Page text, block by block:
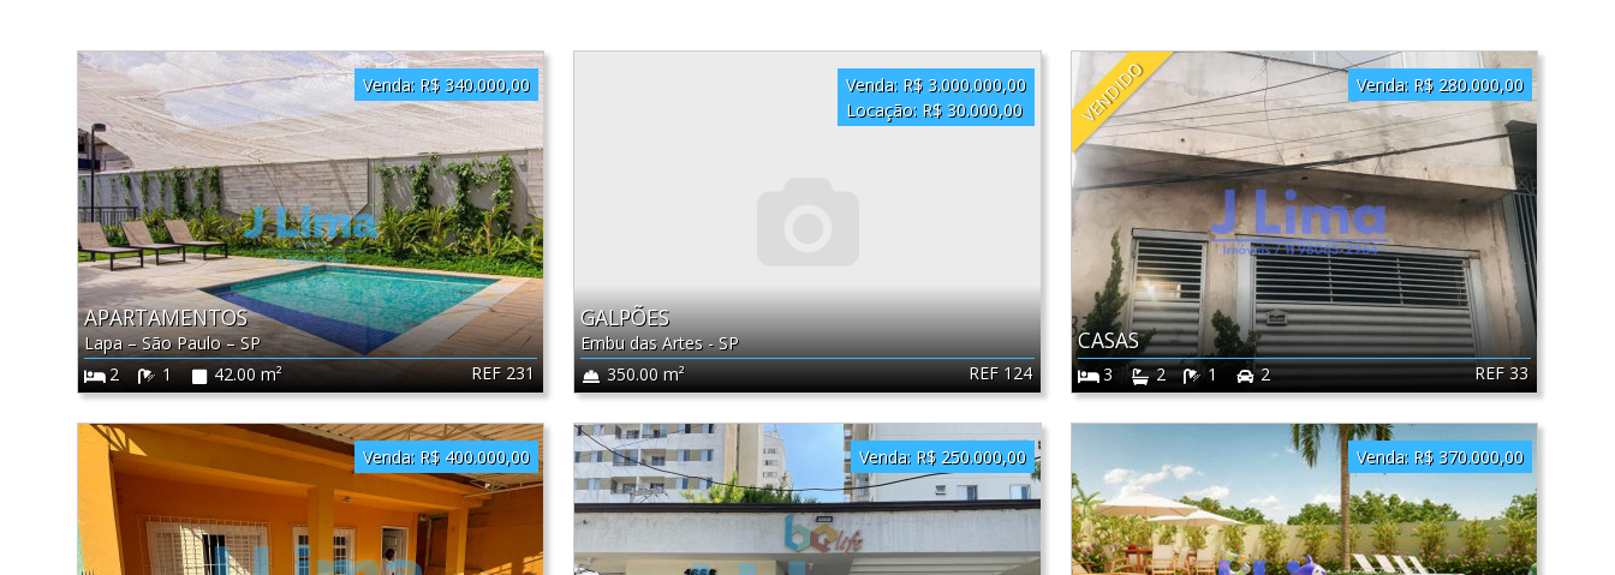
REF 231
APARTAMENTOS
Lapa–São Paulo–SP
2
1 42.00 m²
Venda: R$ 340.000,00
REF 124
GALPÕES
Embu das Artes - SP
350.00 m²
Venda: R$ 3.000.000,00
Locação: R$ 30.000,00 VENDIDO
REF 33
CASAS
3 2 1 2
Venda: R$ 280.000,00
Venda: R$ 400.000,00 Venda: R$ 250.000,00 Venda: R$ 370.000,00